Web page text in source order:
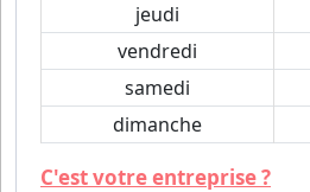
jeudi
vendredi
samedi
dimanche
C'est votre entreprise ?